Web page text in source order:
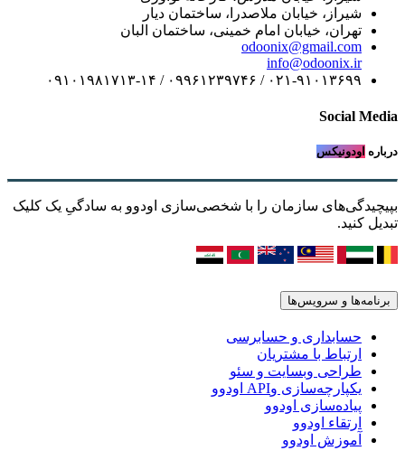
شیراز، خیابان ملاصدرا، ساختمان دیار
تهران، خیابان امام خمینی، ساختمان البان
odoonix@gmail.com
info@odoonix.ir
۰۲۱-۹۱۰۱۳۶۹۹ / ۰۹۹۶۱۲۳۹۷۴۶ / ۰۹۱۰۱۹۸۱۷۱۳-۱۴
Social Media
درباره اودونیکس
بپیچیدگی‌های سازمان را با شخصی‌سازی اودوو به سادگیِ یک کلیک
تبدیل کنید.
برنامه‌ها و سرویس‌ها
حسابداری و حسابرسی
ارتباط با مشتریان
طراحی وبسایت و سئو
یکپارچه‌سازی وAPI اودوو
پیاده‌سازی اودوو
ارتقاء اودوو
آموزش اودوو